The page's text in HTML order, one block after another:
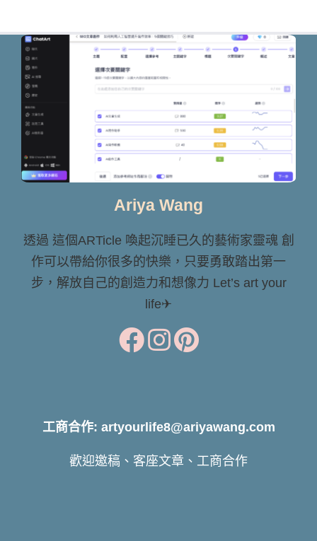
Ariya Wang
透過 這個ARTicle 喚起沉睡已久的藝術家靈魂 創
作可以帶給你很多的快樂，只要勇敢踏出第一
步，解放自己的創造力和想像力 Let’s art your
life✈
工商合作: artyourlife8@ariyawang.com
歡迎邀稿、客座文章、工商合作